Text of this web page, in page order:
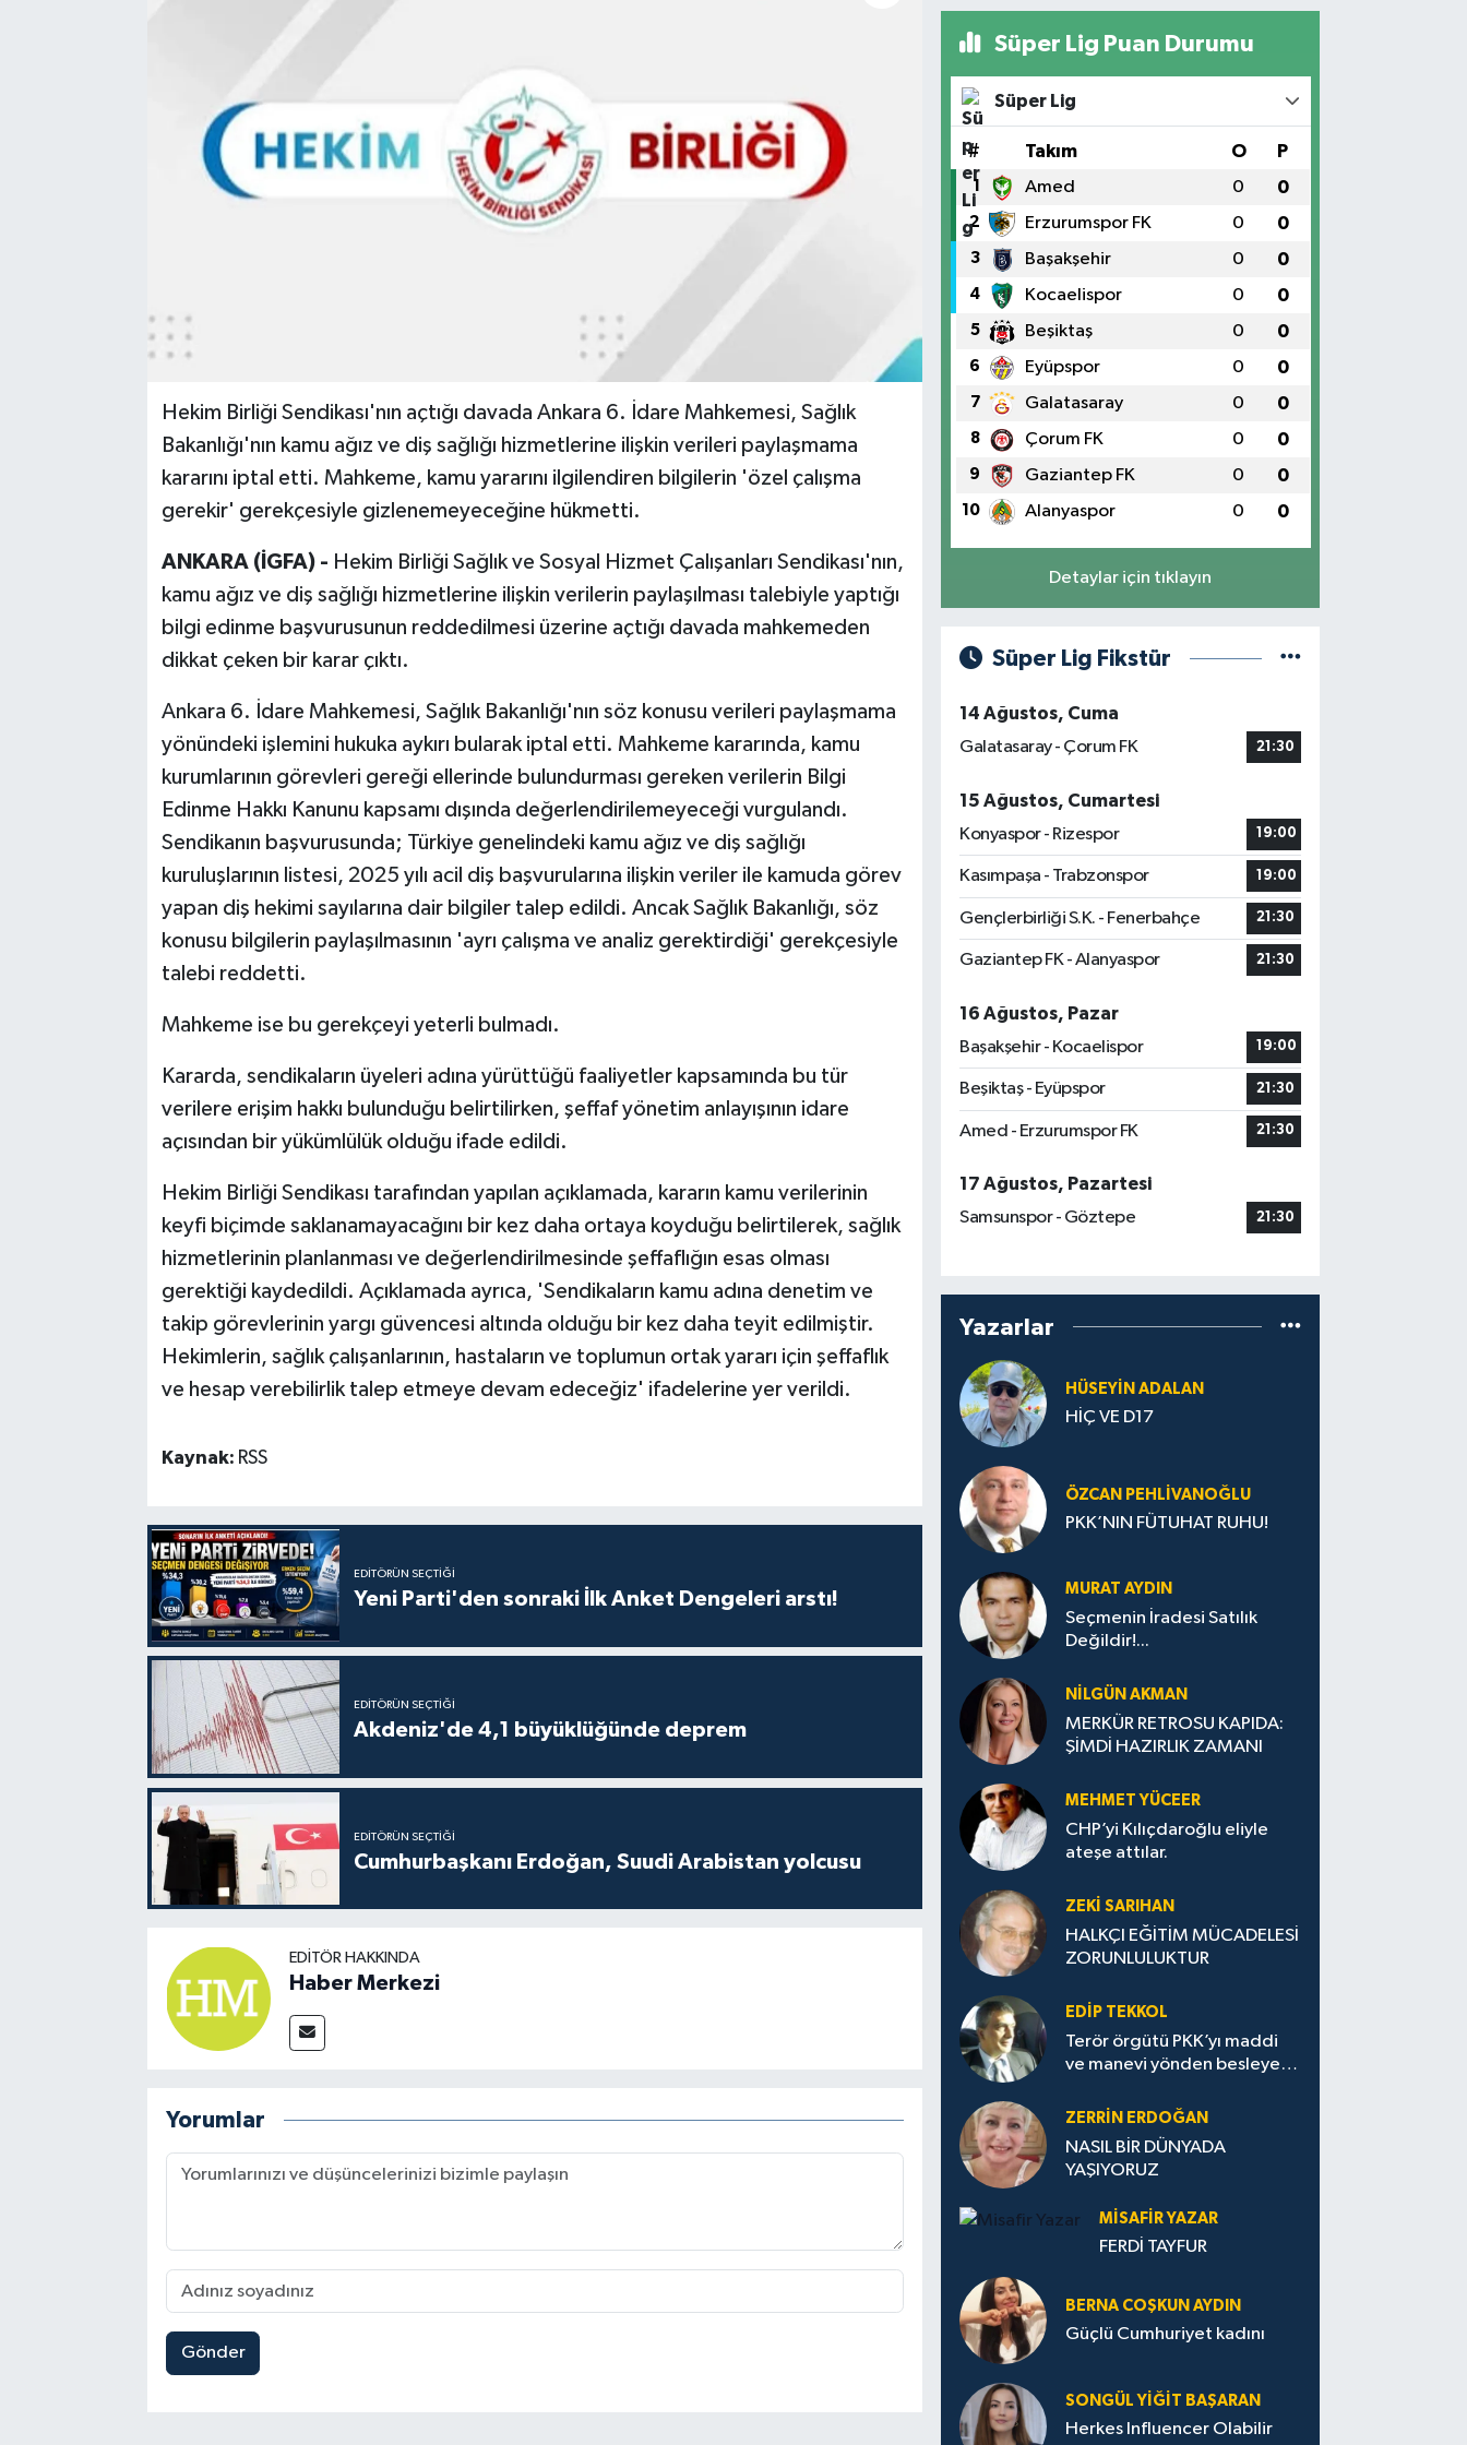
Hekim Birliği Sendikası'nın açtığı davada Ankara 6. İdare Mahkemesi, Sağlık
Bakanlığı'nın kamu ağız ve diş sağlığı hizmetlerine ilişkin verileri paylaşmama
kararını iptal etti. Mahkeme, kamu yararını ilgilendiren bilgilerin 'özel çalışma
gerekir' gerekçesiyle gizlenemeyeceğine hükmetti.
ANKARA (İGFA) - Hekim Birliği Sağlık ve Sosyal Hizmet Çalışanları Sendikası'nın,
kamu ağız ve diş sağlığı hizmetlerine ilişkin verilerin paylaşılması talebiyle yaptığı
bilgi edinme başvurusunun reddedilmesi üzerine açtığı davada mahkemeden
dikkat çeken bir karar çıktı.
Ankara 6. İdare Mahkemesi, Sağlık Bakanlığı'nın söz konusu verileri paylaşmama
yönündeki işlemini hukuka aykırı bularak iptal etti. Mahkeme kararında, kamu
kurumlarının görevleri gereği ellerinde bulundurması gereken verilerin Bilgi
Edinme Hakkı Kanunu kapsamı dışında değerlendirilemeyeceği vurgulandı.
Sendikanın başvurusunda; Türkiye genelindeki kamu ağız ve diş sağlığı
kuruluşlarının listesi, 2025 yılı acil diş başvurularına ilişkin veriler ile kamuda görev
yapan diş hekimi sayılarına dair bilgiler talep edildi. Ancak Sağlık Bakanlığı, söz
konusu bilgilerin paylaşılmasının 'ayrı çalışma ve analiz gerektirdiği' gerekçesiyle
talebi reddetti.
Mahkeme ise bu gerekçeyi yeterli bulmadı.
Kararda, sendikaların üyeleri adına yürüttüğü faaliyetler kapsamında bu tür
verilere erişim hakkı bulunduğu belirtilirken, şeffaf yönetim anlayışının idare
açısından bir yükümlülük olduğu ifade edildi.
Hekim Birliği Sendikası tarafından yapılan açıklamada, kararın kamu verilerinin
keyfi biçimde saklanamayacağını bir kez daha ortaya koyduğu belirtilerek, sağlık
hizmetlerinin planlanması ve değerlendirilmesinde şeffaflığın esas olması
gerektiği kaydedildi. Açıklamada ayrıca, 'Sendikaların kamu adına denetim ve
takip görevlerinin yargı güvencesi altında olduğu bir kez daha teyit edilmiştir.
Hekimlerin, sağlık çalışanlarının, hastaların ve toplumun ortak yararı için şeffaflık
ve hesap verebilirlik talep etmeye devam edeceğiz' ifadelerine yer verildi.
Kaynak: RSS
EDITÖRÜN SEÇTIĞI
Yeni Parti'den sonraki İlk Anket Dengeleri arstı!
EDITÖRÜN SEÇTIĞI
Akdeniz'de 4,1 büyüklüğünde deprem
EDITÖRÜN SEÇTIĞI
Cumhurbaşkanı Erdoğan, Suudi Arabistan yolcusu
EDITÖR HAKKINDA
Haber Merkezi
Yorumlar
Gönder
Süper Lig Puan Durumu
Süper Lig
# Takım O P
1 Amed 0 0
2 Erzurumspor FK 0 0
3 Başakşehir 0 0
4 Kocaelispor 0 0
5 Beşiktaş 0 0
6 Eyüpspor 0 0
7 Galatasaray 0 0
8 Çorum FK 0 0
9 Gaziantep FK 0 0
10 Alanyaspor 0 0
Detaylar için tıklayın
Süper Lig Fikstür
14 Ağustos, Cuma
Galatasaray - Çorum FK
21:30
15 Ağustos, Cumartesi
Konyaspor - Rizespor
19:00
Kasımpaşa - Trabzonspor 19:00
Gençlerbirliği S.K. - Fenerbahçe 21:30
Gaziantep FK - Alanyaspor 21:30
16 Ağustos, Pazar
Başakşehir - Kocaelispor
19:00
Beşiktaş - Eyüpspor 21:30
Amed - Erzurumspor FK 21:30
17 Ağustos, Pazartesi
Samsunspor - Göztepe
21:30
Yazarlar
HÜSEYIN ADALAN
HİÇ VE D17
ÖZCAN PEHLIVANOĞLU
PKK’NIN FÜTUHAT RUHU!
MURAT AYDIN
Seçmenin İradesi Satılık
Değildir!...
NILGÜN AKMAN
MERKÜR RETROSU KAPIDA:
ŞİMDİ HAZIRLIK ZAMANI
MEHMET YÜCEER
CHP’yi Kılıçdaroğlu eliyle
ateşe attılar.
ZEKI SARIHAN
HALKÇI EĞİTİM MÜCADELESİ
ZORUNLULUKTUR
EDIP TEKKOL
Terör örgütü PKK’yı maddi
ve manevi yönden besleyen
ZERRIN ERDOĞAN
NASIL BİR DÜNYADA
YAŞIYORUZ
MISAFIR YAZAR
FERDİ TAYFUR
BERNA COŞKUN AYDIN
Güçlü Cumhuriyet kadını
SONGÜL YIĞIT BAŞARAN
Herkes Influencer Olabilir